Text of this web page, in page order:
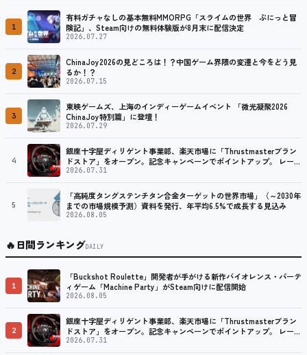
1
有料ガチャなしの基本無料MMORPG「スライムの世界 ぷにっと冒
険記」、Steam向けの無料体験版が8月末に配信決定
2026.07.27
2
ChinaJoy2026の見どころは！？中国ゲーム界隈の変遷と今をどう見
るか！？
2026.07.15
3
東映ゲームズ、上海のインディーゲームイベント 「微光凝聚2026
ChinaJoy特別篇」に登壇！
2026.07.29
4
銀座十字屋ディリゲント事業部、楽天市場に「Thrustmasterブラン
ドストア」をオープン。記念キャンペーンでポイントアップ。 レーシ
ング／フライトシム向けコントローラーを中心に、幅広くラインナッ
2026.07.31
5
「高純度タングステンチタン合金ターゲットの世界市場」（～2030年
までの市場規模予測）資料を発行、年平均6.5%で成長する見込み
2026.08.05
🔥日間ランキングDAILY
1
「Buckshot Roulette」開発者が手がける新作バイオレンス・パーテ
ィゲーム「Machine Party」がSteam向けに配信開始
2026.08.05
2
銀座十字屋ディリゲント事業部、楽天市場に「Thrustmasterブラン
ドストア」をオープン。記念キャンペーンでポイントアップ。 レーシ
ング／フライトシム向けコントローラーを中心に、幅広くラインナッ
2026.07.31